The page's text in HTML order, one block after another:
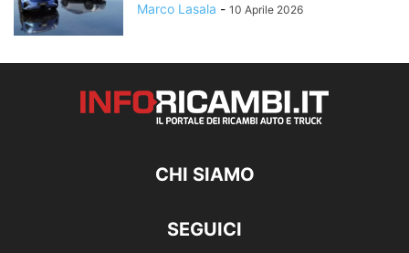
Marco Lasala - 10 Aprile 2026
CHI SIAMO
SEGUICI